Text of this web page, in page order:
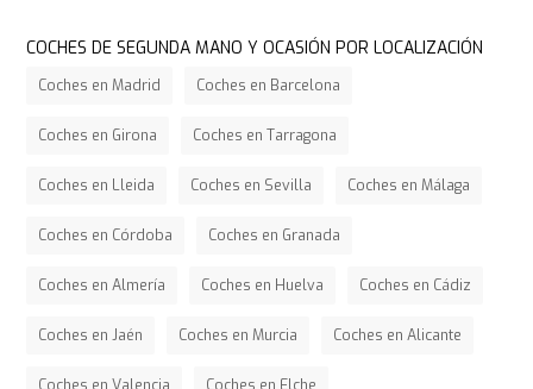
COCHES DE SEGUNDA MANO Y OCASIÓN POR LOCALIZACIÓN
Coches en Madrid Coches en Barcelona
Coches en Girona Coches en Tarragona
Coches en Lleida Coches en Sevilla Coches en Málaga
Coches en Córdoba Coches en Granada
Coches en Almería Coches en Huelva Coches en Cádiz
Coches en Jaén Coches en Murcia Coches en Alicante
Coches en Valencia Coches en Elche